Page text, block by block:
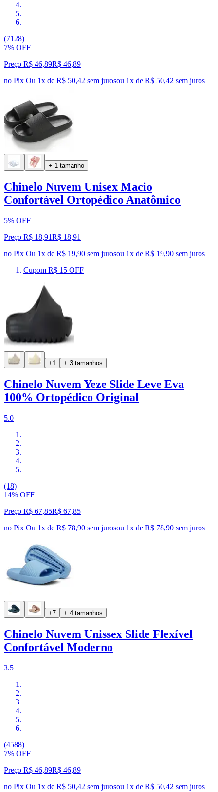
(7128)
7% OFF
Preço R$ 46,89R$ 46,89
no Pix Ou 1x de R$ 50,42 sem jurosou 1x de R$ 50,42 sem juros
+ 1 tamanho
Chinelo Nuvem Unisex Macio
Confortável Ortopédico Anatômico
5% OFF
Preço R$ 18,91R$ 18,91
no Pix Ou 1x de R$ 19,90 sem jurosou 1x de R$ 19,90 sem juros
Cupom R$ 15 OFF
+1 + 3 tamanhos
Chinelo Nuvem Yeze Slide Leve Eva
100% Ortopédico Original
5.0
(18)
14% OFF
Preço R$ 67,85R$ 67,85
no Pix Ou 1x de R$ 78,90 sem jurosou 1x de R$ 78,90 sem juros
+7 + 4 tamanhos
Chinelo Nuvem Unissex Slide Flexível
Confortável Moderno
3.5
(4588)
7% OFF
Preço R$ 46,89R$ 46,89
no Pix Ou 1x de R$ 50,42 sem jurosou 1x de R$ 50,42 sem juros